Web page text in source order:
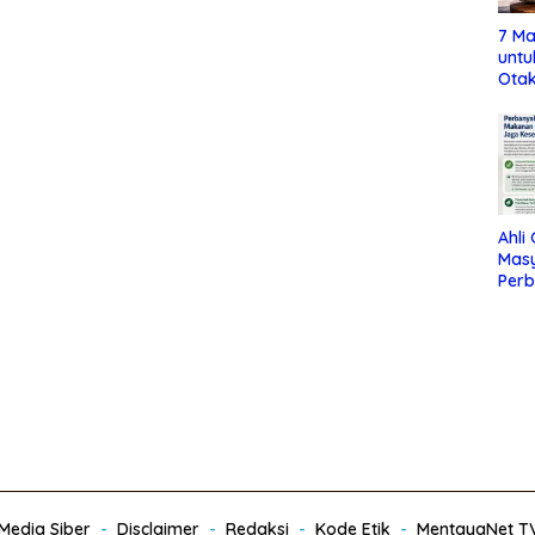
7
Ahli
Siber Disclaimer Redaksi Kode Etik MentayaNet